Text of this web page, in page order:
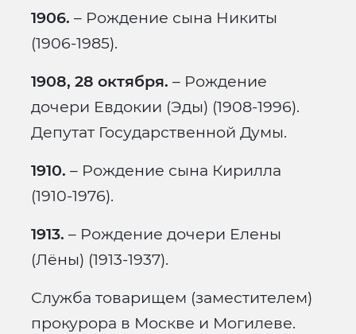
1906. – Рождение сына Никиты
(1906-1985).
1908, 28 октября. – Рождение
дочери Евдокии (Эды) (1908-1996).
Депутат Государственной Думы.
1910. – Рождение сына Кирилла
(1910-1976).
1913. – Рождение дочери Елены
(Лёны) (1913-1937).
Служба товарищем (заместителем)
прокурора в Москве и Могилеве.